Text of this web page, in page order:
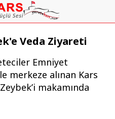
Veda Ziyareti
Emniyet
merkeze alınan Kars
makamında